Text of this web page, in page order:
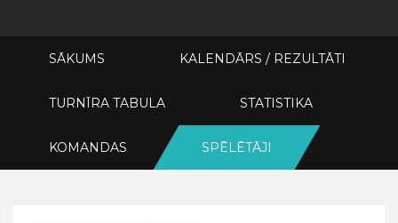
SĀKUMS KALENDĀRS / REZULTĀTI
TURNĪRA TABULA STATISTIKA
KOMANDAS SPĒLĒTĀJI